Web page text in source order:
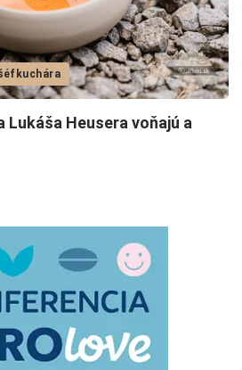
Lukáša Heusera voňajú a